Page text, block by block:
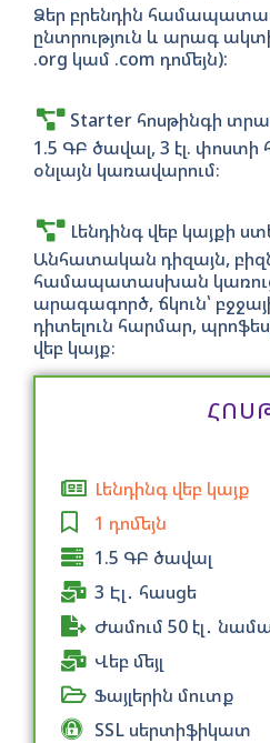
Ձեր բրենդին
ընտրություն և արագ
.org կամ .com դոմեյն):
Starter հոսթինգի
1.5 ԳԲ ծավալ, 3 էլ. փոստի
օնլայն կառավարում։
Լենդինգ վեբ կայքի
Անհատական դիզայն,
համապատասխան
արագագործ, ճկուն՝
դիտելուն հարմար,
վեբ կայք։
Լենդինգ վեբ կայք
1 դոմեյն
1.5 ԳԲ ծավալ
3 Էլ․ հասցե
Ժամում 50 էլ․
Վեբ մեյլ
Ֆայլերին մուտք
SSL սերտիֆիկատ